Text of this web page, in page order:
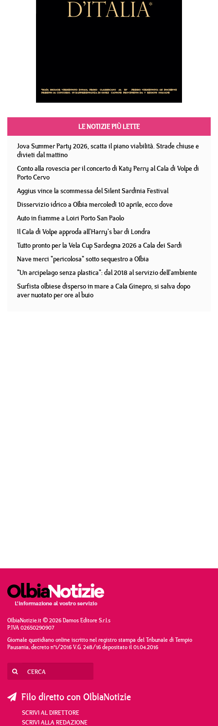
LE NOTIZIE PIÙ LETTE
Jova Summer Party 2026, scatta il piano viabilità. Strade chiuse e
divieti dal mattino
Conto alla rovescia per il concerto di Katy Perry al Cala di Volpe di
Porto Cervo
Aggius vince la scommessa del Silent Sardinia Festival
Disservizio idrico a Olbia mercoledì 10 aprile, ecco dove
Auto in fiamme a Loiri Porto San Paolo
Il Cala di Volpe approda all'Harry's bar di Londra
Tutto pronto per la Vela Cup Sardegna 2026 a Cala dei Sardi
Nave merci "pericolosa" sotto sequestro a Olbia
"Un arcipelago senza plastica": dal 2018 al servizio dell'ambiente
Surfista olbiese disperso in mare a Cala Ginepro, si salva dopo
aver nuotato per ore al buio
OlbiaNotizie.it © 2026 Damos Editore S.r.l.s
P.IVA 02650290907
Giornale quotidiano online iscritto nel registro stampa del Tribunale di Tempio
Pausania, decreto n°1/2016 V.G. 248/16 depositato il 01.04.2016
Filo diretto con OlbiaNotizie
SCRIVI AL DIRETTORE
SCRIVI ALLA REDAZIONE